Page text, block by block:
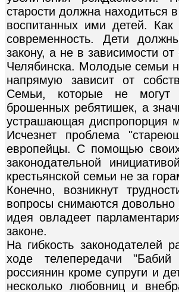
старости должна находиться
воспитанных ими детей.
современность. Дети
закону, а не в зависимости
Челябинска. Молодые семьи
напрямую зависит от
Семьи, которые не могут
брошенных ребятишек, а
устрашающая диспропорция
Исчезнет проблема
европейцы. С помощью своих
законодательной
крестьянской семьи не за
Конечно, возникнут
вопросы снимаются
идея овладеет
законе.
На гибкость законодателей
ходе телепередачи "Бабий
россиянин кроме супруги и
несколько любовниц и